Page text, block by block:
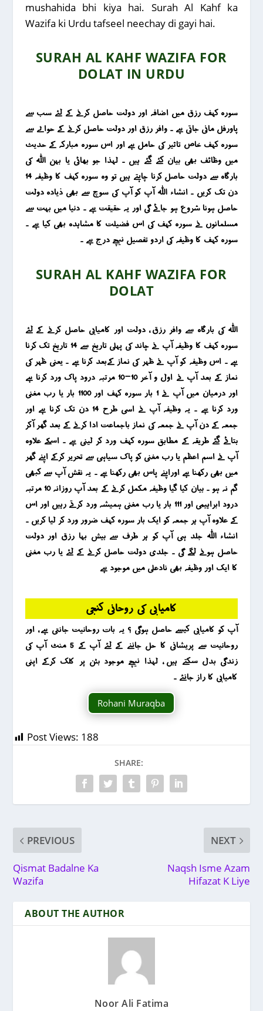
mushahida bhi kiya hai. Surah Al Kahf ka
Wazifa ki Urdu tafseel neechay di gayi hai.
SURAH AL KAHF WAZIFA FOR
DOLAT IN URDU
سورہ کہف رزق میں اضافہ اور دولت حاصل کرنے کے لئے سب سے
پاورفل مانی جاتی ہے ۔ وافر رزق اور دولت حاصل کرنے کے حوالے سے
سورہ کہف خاص تاثیر کی حامل ہے اور اس سورہ مبارکہ کے حدیث
میں وظائف بھی بیان کئے گئے ہیں ۔ لہذا جو بھائی یا بہن اللہ کی
بارگاہ سے دولت حاصل کرنا چاہتے ہیں تو وہ سورہ کہف کا وظیفہ 14
دن تک کریں ۔ انشاء اللہ آپ کو آپ کی سوچ سے بھی ذیادہ دولت
حاصل ہونا شروع ہو جائے گی اور یہ حقیقت ہے ۔ دنیا میں بہت سے
مسلمانوں نے سورہ کہف کی اس فضیلت کا مشاہدہ بھی کیا ہے ۔
سورہ کہف کا وظیفہ کی اردو تفصیل نیچے درج ہے ۔
SURAH AL KAHF WAZIFA FOR
DOLAT
اللہ کی بارگاہ سے وافر رزق ، دولت اور کامیابی حاصل کرنے کے لئے
سورہ کہف کا وظیفہ آپ نے چاند کی پہلی تاریخ سے 14 تاریخ تک کرنا
ہے ۔ اس وظیفہ کو آپ نے ظہر کی نماز کےبعد کرنا ہے ۔ یعنی ظہر کی
نماز کے بعد آپ نے اول و آخر 10-10 مرتبہ درود پاک ورد کرنا ہے
اور درمیان میں آپ نے 1 بار سورہ کہف اور 1100 بار یا رب مغنی
ورد کرنا ہے ۔ یہ وظیفہ آپ نے اسی طرح 14 دن تک کرنا ہے اور
جمعہ کے دن آپ نے جمعہ کی نماز باجماعت ادا کرنے کے بعد گھر آکر
بتائے گئے طریقہ کے مطابق سورہ کہف ورد کر لینی ہے ۔اسکے علاوہ
آپ نے اسم اعظم یا رب مغنی کو پاک سیاہی سے تحریر کرکے اپنے گھر
میں بھی رکھنا ہے اوراپنے پاس بھی رکھنا ہے ۔ یہ نقش آپ سے کبھی
گم نہ ہو ۔ بیان کیا گیا وظیفہ مکمل کرنے کے بعد آپ روزانہ 10 مرتبہ
درود ابراہیمی اور 111 بار یا رب مغنی ہمیشہ ورد کرتے رہیں اور اس
کے علاوہ آپ ہر جمعہ کو ایک بار سورہ کہف ضرور ورد کر لیا کریں ۔
انشاء اللہ جلد ہی آپ کو ہر طرف سے بیش بہا رزق اور دولت
حاصل ہونے لگے گی ۔ جلدی دولت حاصل کرنے کے لئے یا رب مغنی
کا ایک اور وظیفہ بھی نادعلی میں موجود ہے
کامیابی کی روحانی کنجی
آپ کو کامیابی کیسے حاصل ہوگی ؟ یہ بات روحانیت جانتی ہے ، اور
روحانیت سے پریشانی کا حل جاننے کے لئے آپ کے 5 منٹ آپ کی
زندگی بدل سکتے ہیں ، لہذا نیچے موجود بٹن پر کلک کرکے اپنی
کامیابی کا راز جانئے ۔
Rohani Muraqba
Post Views: 188
SHARE:
PREVIOUS
Qismat Badalne Ka
Wazifa
NEXT
Naqsh Isme Azam
Hifazat K Liye
ABOUT THE AUTHOR
Noor Ali Fatima